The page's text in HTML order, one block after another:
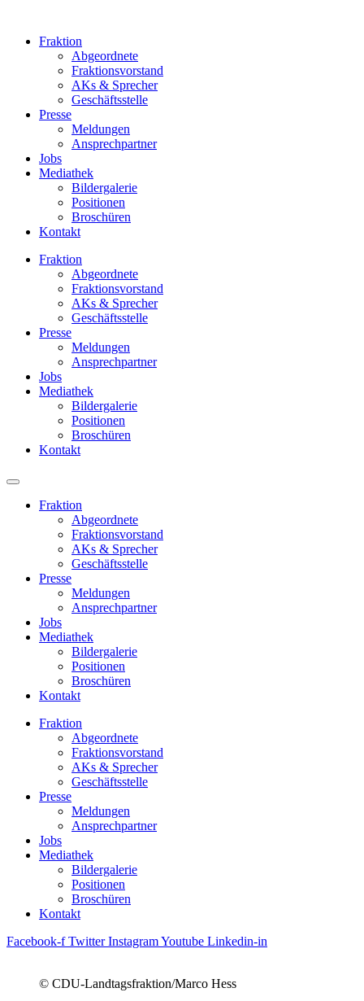
springenFraktion
Abgeordnete
Fraktions­vorstand
AKs & Sprecher
Geschäftsstelle
Presse
Meldungen
Ansprechpartner
Jobs
Mediathek
Bildergalerie
Positionen
Broschüren
Kontakt
Fraktion
Abgeordnete
Fraktions­vorstand
AKs & Sprecher
Geschäftsstelle
Presse
Meldungen
Ansprechpartner
Jobs
Mediathek
Bildergalerie
Positionen
Broschüren
Kontakt
Fraktion
Abgeordnete
Fraktions­vorstand
AKs & Sprecher
Geschäftsstelle
Presse
Meldungen
Ansprechpartner
Jobs
Mediathek
Bildergalerie
Positionen
Broschüren
Kontakt
Fraktion
Abgeordnete
Fraktions­vorstand
AKs & Sprecher
Geschäftsstelle
Presse
Meldungen
Ansprechpartner
Jobs
Mediathek
Bildergalerie
Positionen
Broschüren
Kontakt
Facebook-f Twitter InstagramYoutube Linkedin-in
© CDU-Landtagsfraktion/Marco Hess